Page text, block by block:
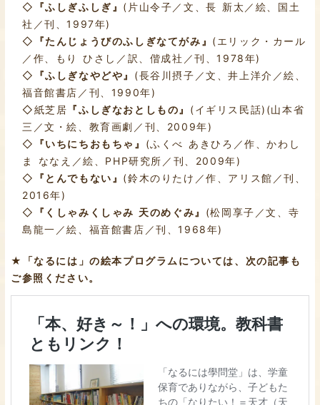
◇
『ふしぎふしぎ』 (片山令子／文、長 新太／絵、国土
社／刊、1997年)
◇
『たんじょうびのふしぎなてがみ』 (エリック・カール
／作、もり ひさし／訳、偕成社／刊、1978年)
◇
『ふしぎなやどや』 (長谷川摂子／文、井上洋介／絵、
福音館書店／刊、1990年)
◇紙芝居 『ふしぎなおとしもの』 (イギリス民話)(山本省
三／文・絵、教育画劇／刊、2009年)
◇
『いちにちおもちゃ』 (ふくべ あきひろ／作、かわし
ま ななえ／絵、PHP研究所／刊、2009年)
◇
『とんでもない』 (鈴木のりたけ／作、アリス館／刊、
2016年)
◇
『くしゃみくしゃみ 天のめぐみ』 (松岡享子／文、寺
島龍一／絵、福音館書店／刊、1968年)
★「なるには」の絵本プログラムについては、次の記事も
ご参照ください。